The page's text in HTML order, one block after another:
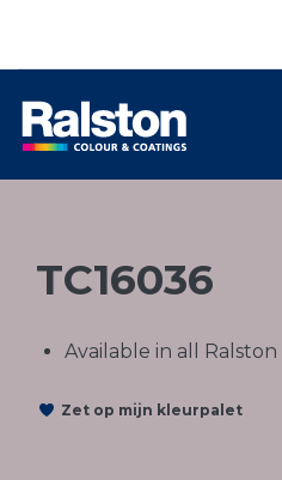
TC16036
Available in all
Zet op mijn kleurpalet